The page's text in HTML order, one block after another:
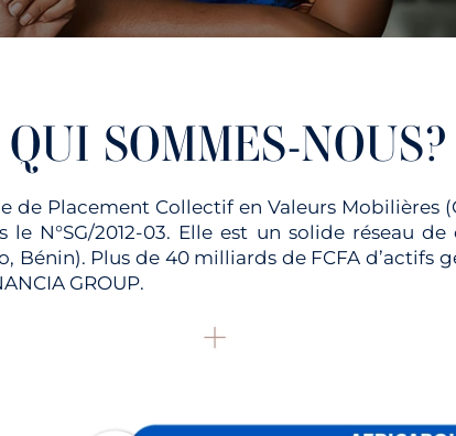
QUI SOMMES-NOUS?
de Placement Collectif en Valeurs Mobilières
le N°SG/2012-03. Elle est un solide réseau
Bénin). Plus de 40 milliards de FCFA d’actifs
GROUP.